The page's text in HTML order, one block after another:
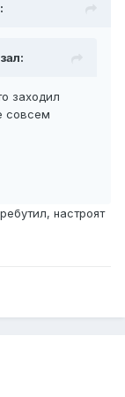
заходил
совсем
настроят